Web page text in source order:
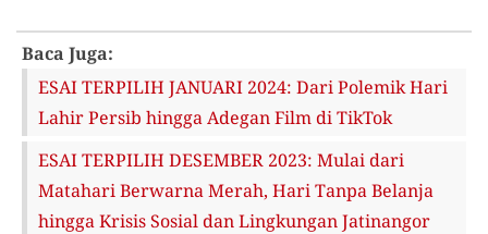
Baca Juga:
ESAI TERPILIH JANUARI 2024: Dari Polemik Hari
Lahir Persib hingga Adegan Film di TikTok
ESAI TERPILIH DESEMBER 2023: Mulai dari
Matahari Berwarna Merah, Hari Tanpa Belanja
hingga Krisis Sosial dan Lingkungan Jatinangor